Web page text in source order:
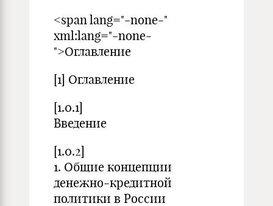
<span lang="-none-"
xml:lang="-none-
">Оглавление
[1] Оглавление
[1.0.1]
Введение
[1.0.2]
1. Общие концепции
денежно-кредитной
политики в России